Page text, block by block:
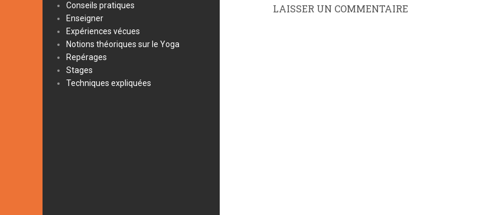
Conseils pratiques
Enseigner
Expériences vécues
Notions théoriques sur le Yoga
Repérages
Stages
Techniques expliquées
LAISSER UN COMMENTAIRE